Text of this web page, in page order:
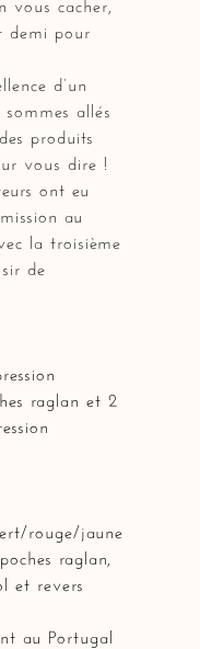
demi pour
d’un
allés
produits
vous dire !
ont eu
au
la troisième
de
raglan et 2
rouge/jaune
raglan,
et revers
au Portugal